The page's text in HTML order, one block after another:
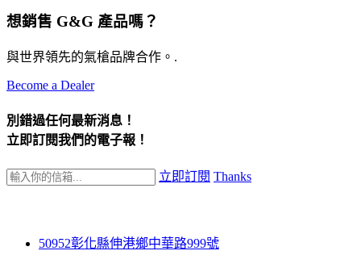
想銷售 G&G 產品嗎？
與世界領先的氣槍品牌合作。.
Become a Dealer
別錯過任何最新消息！
立即訂閱我們的電子報！
立即訂閱 Thanks
50952彰化縣伸港鄉中華路999號